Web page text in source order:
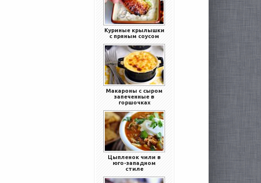
Куриные крылышки
с пряным соусом
Макароны с сыром
запеченные в
горшочках
Цыпленок чили в
юго-западном
стиле